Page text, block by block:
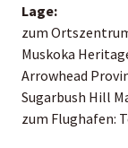
Lage:
zum
Muskoka
Arrowhead
Sugarbush Hill
zum Flughafen: